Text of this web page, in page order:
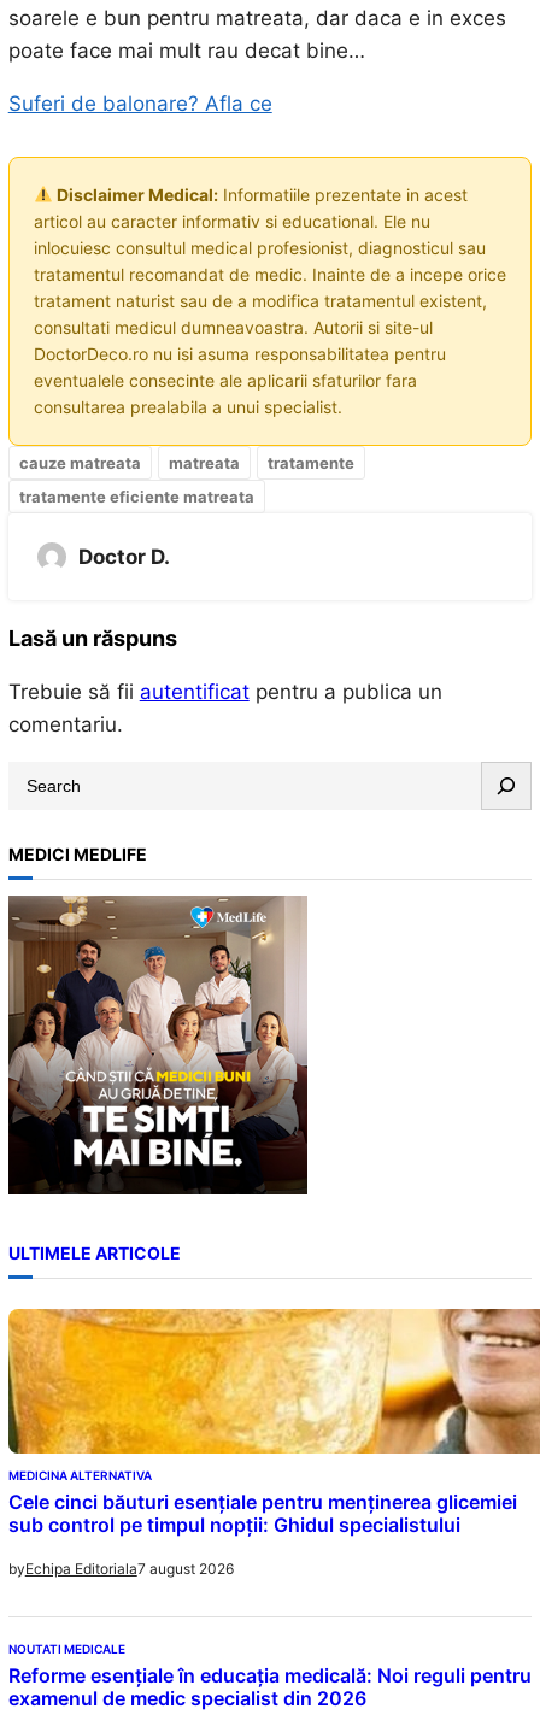
soarele e bun pentru matreata, dar daca e in exces
poate face mai mult rau decat bine…
Suferi de balonare? Afla ce
Disclaimer Medical:Informatiile prezentate in acest
articol au caracter informativ si educational. Ele nu
inlocuiesc consultul medical profesionist, diagnosticul sau
tratamentul recomandat de medic. Inainte de a incepe orice
tratament naturist sau de a modifica tratamentul existent,
consultati medicul dumneavoastra. Autorii si site-ul
DoctorDeco.ro nu isi asuma responsabilitatea pentru
eventualele consecinte ale aplicarii sfaturilor fara
consultarea prealabila a unui specialist.
cauze matreata matreata
tratamente
tratamente eficiente matreata
Doctor D.
Lasă un răspuns
Trebuie să fii autentificatpentru a publica un
comentariu.
a
r
c
h
MEDICI MEDLIFE
ULTIMELE ARTICOLE
MEDICINA ALTERNATIVA
Cele cinci băuturi esențiale pentru menținerea glicemiei
sub control pe timpul nopții: Ghidul specialistului
byEchipa Editoriala7 august 2026
NOUTATI MEDICALE
Reforme esențiale în educația medicală: Noi reguli pentru
examenul de medic specialist din 2026